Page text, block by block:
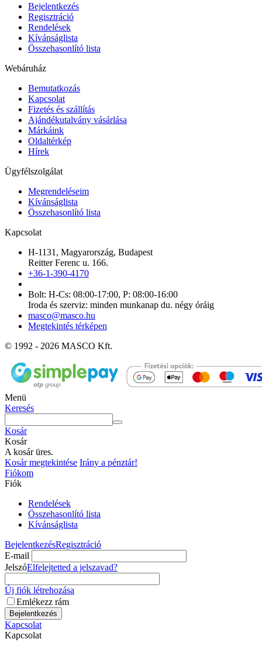
Bejelentkezés
Regisztráció
Rendelések
Kívánságlista
Összehasonlító lista
Webáruház
Bemutatkozás
Kapcsolat
Fizetés és szállítás
Ajándékutalvány vásárlása
Márkáink
Oldaltérkép
Hírek
Ügyfélszolgálat
Megrendeléseim
Kívánságlista
Összehasonlító lista
Kapcsolat
H-1131, Magyarország, Budapest
Reitter Ferenc u. 166.
+36-1-390-4170
Bolt: H-Cs: 08:00-17:00, P: 08:00-16:00
Iroda és szerviz: minden munkanap du. négy óráig
masco@masco.hu
Megtekintés térképen
© 1992 - 2026 MASCO Kft.
Menü
Keresés
Kosár
Kosár
A kosár üres.
Kosár megtekintése Irány a pénztár!
Fiókom
Fiók
Rendelések
Összehasonlító lista
Kívánságlista
BejelentkezésRegisztráció
E-mail
JelszóElfelejtetted a jelszavad?
Új fiók létrehozása
Emlékezz rám
Bejelentkezés
Kapcsolat
Kapcsolat